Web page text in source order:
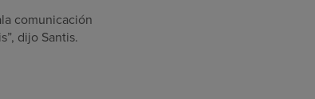
comunicación
dijo Santis.